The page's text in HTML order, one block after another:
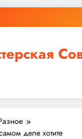
крупное
деле хотите